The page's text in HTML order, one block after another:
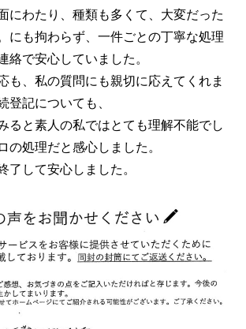
にわたり、種類も多くて、大変だった
にも拘わらず、一件ごとの丁寧な処理
絡で安心していました。
も、私の質問にも親切に応えてくれま
登記についても、
ると素人の私ではとても理解不能でし
の処理だと感心しました。
了して安心しました。